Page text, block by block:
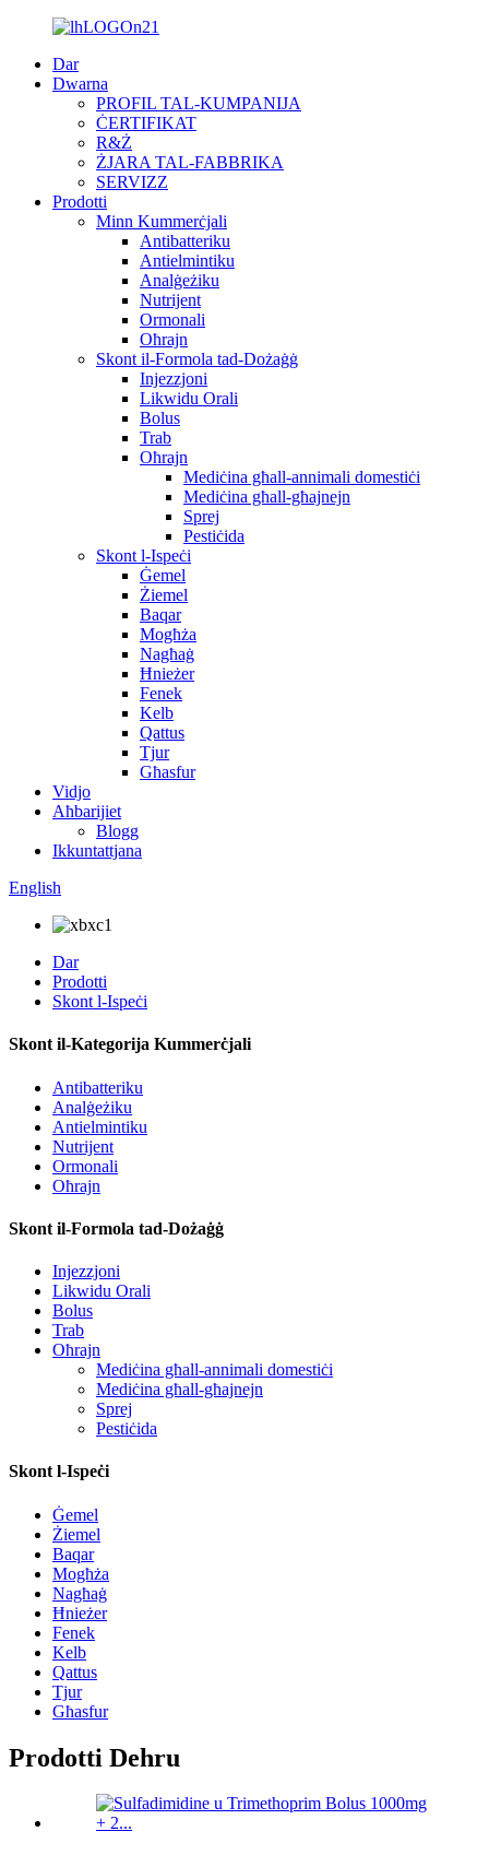
Dar
Dwarna
PROFIL TAL-KUMPANIJA
ĊERTIFIKAT
R&Ż
ŻJARA TAL-FABBRIKA
SERVIZZ
Prodotti
Minn Kummerċjali
Antibatteriku
Antielmintiku
Analġeżiku
Nutrijent
Ormonali
Oħrajn
Skont il-Formola tad-Dożaġġ
Injezzjoni
Likwidu Orali
Bolus
Trab
Oħrajn
Mediċina għall-annimali domestiċi
Mediċina għall-għajnejn
Sprej
Pestiċida
Skont l-Ispeċi
Ġemel
Żiemel
Baqar
Mogħża
Nagħaġ
Ħnieżer
Fenek
Kelb
Qattus
Tjur
Għasfur
Vidjo
Aħbarijiet
Blogg
Ikkuntattjana
English
Dar
Prodotti
Skont l-Ispeċi
Skont il-Kategorija Kummerċjali
Antibatteriku
Analġeżiku
Antielmintiku
Nutrijent
Ormonali
Oħrajn
Skont il-Formola tad-Dożaġġ
Injezzjoni
Likwidu Orali
Bolus
Trab
Oħrajn
Mediċina għall-annimali domestiċi
Mediċina għall-għajnejn
Sprej
Pestiċida
Skont l-Ispeċi
Ġemel
Żiemel
Baqar
Mogħża
Nagħaġ
Ħnieżer
Fenek
Kelb
Qattus
Tjur
Għasfur
Prodotti Dehru